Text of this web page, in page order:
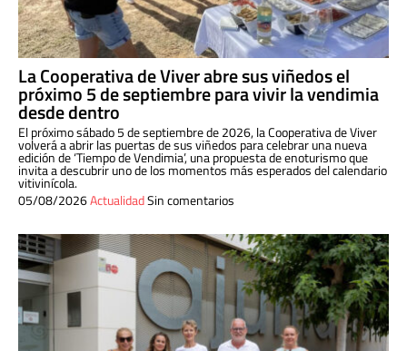
La Cooperativa de Viver abre sus viñedos el
próximo 5 de septiembre para vivir la vendimia
desde dentro
El próximo sábado 5 de septiembre de 2026, la Cooperativa de Viver
volverá a abrir las puertas de sus viñedos para celebrar una nueva
edición de ‘Tiempo de Vendimia’, una propuesta de enoturismo que
invita a descubrir uno de los momentos más esperados del calendario
vitivinícola.
05/08/2026ActualidadSin comentarios